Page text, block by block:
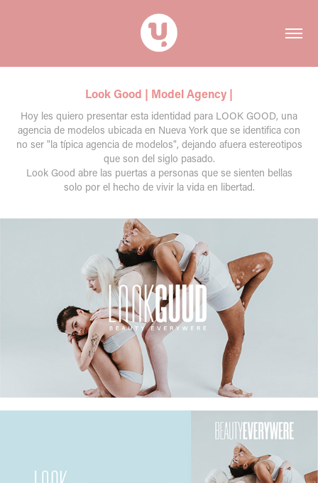
Look Good | Model Agency |
Hoy les quiero presentar esta identidad para LOOK GOOD, una
agencia de modelos ubicada en Nueva York que se identifica con
no ser "la típica agencia de modelos", dejando afuera estereotipos
que son del siglo pasado.
Look Good abre las puertas a personas que se sienten bellas
solo por el hecho de vivir la vida en libertad.